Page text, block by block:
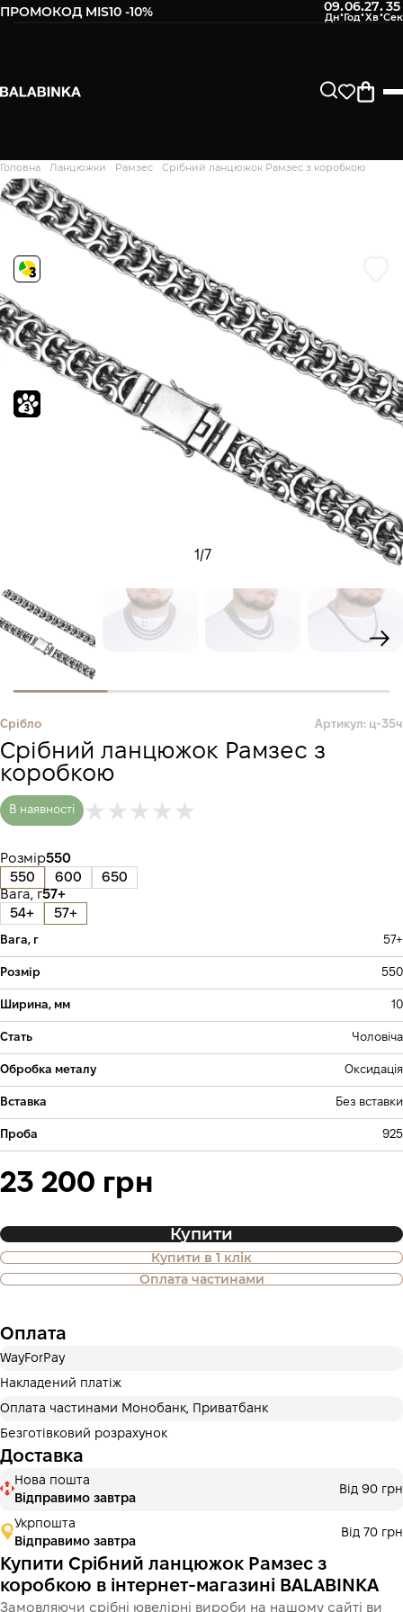
ПРОМОКОД MIS10 -10% 09:06:27:34
Головна Ланцюжки Рамзес Срібний ланцюжок Рамзес з коробкою
1/ 7
Срібло Артикул: ц-35ч
Срібний ланцюжок Рамзес з
коробкою
В наявності
Розмір550
550
600
650
Вага, г57+
54+
57+
Вага, г 57+
Розмір 550
Ширина, мм 10
Стать Чоловіча
Обробка металу Оксидація
Вставка Без вставки
Проба 925
23 200 грн
Купити
Купити в 1 клік
Оплата частинами
Також доступна покупка товару в
оплату частинами
Оплату можна розділити на 2 або 3 платежі. Без
додаткових комісій для покупців. Кількість платежів
3 місяці
Оплату можна розділити на 2 або 3 платежі. Без
додаткових комісій для покупців. Кількість платежів
обирається на кроці оплати в корзині.
3 місяціх7 733.33 ₴
Оплата
WayForPay
Накладений платіж
Оплата частинами Монобанк, Приватбанк
Безготівковий розрахунок
Доставка
Нова пошта
Відправимо завтра
Від 90 грн
Укрпошта
Відправимо завтра
Від 70 грн
Купити Срібний ланцюжок Рамзес з
коробкою в інтернет-магазині BALABINKA
Замовляючи срібні ювелірні вироби на нашому сайті ви
Дякуємо. Ваш відгук
відправлено на модерацію
відправлено СМС про наявність в нашому магазині